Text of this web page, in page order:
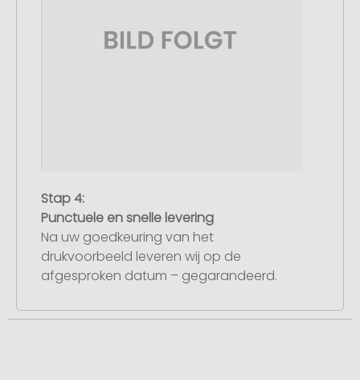
Stap 4:
Punctuele en snelle levering
Na uw goedkeuring van het
drukvoorbeeld leveren wij op de
afgesproken datum – gegarandeerd.